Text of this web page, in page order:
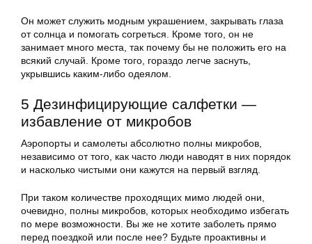
Он может служить модным украшением, закрывать глаза
от солнца и помогать согреться. Кроме того, он не
занимает много места, так почему бы не положить его на
всякий случай. Кроме того, гораздо легче заснуть,
укрывшись каким-либо одеялом.
5 Дезинфицирующие салфетки —
избавление от микробов
Аэропорты и самолеты абсолютно полны микробов,
независимо от того, как часто люди наводят в них порядок
и насколько чистыми они кажутся на первый взгляд.
При таком количестве проходящих мимо людей они,
очевидно, полны микробов, которых необходимо избегать
по мере возможности. Вы же не хотите заболеть прямо
перед поездкой или после нее? Будьте проактивны и